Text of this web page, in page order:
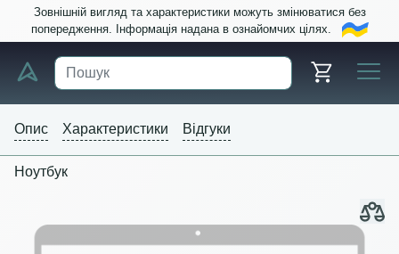
Зовнішній вигляд та характеристики можуть змінюватися без
попередження. Інформація надана в ознайомчих цілях.
Опис Характеристики Відгуки
Ноутбук